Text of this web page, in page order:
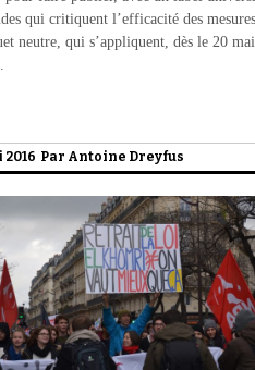
qui critiquent l’efficacité des
neutre, qui s’appliquent, dès le 20
2016 Par Antoine Dreyfus